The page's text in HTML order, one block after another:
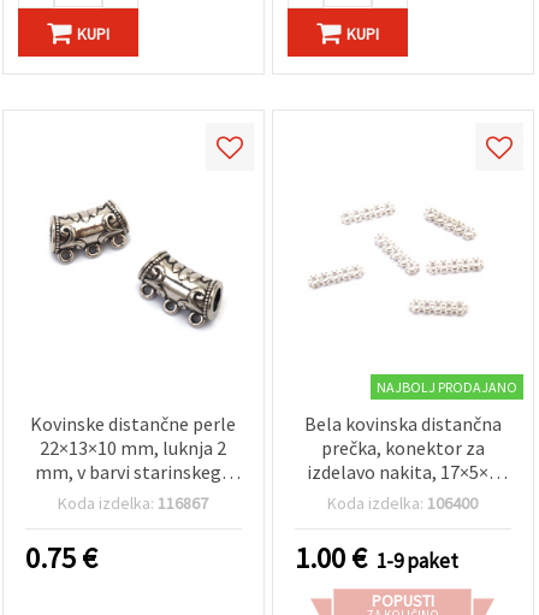
KUPI KUPI
Kovinske distančne perle
22×13×10 mm, luknja 2
mm, v barvi starinskega
srebra – 2 kosa
Koda izdelka: 116867
0.75€
NAJBOLJ PRODAJANO
Bela kovinska distančna
prečka, konektor za
izdelavo nakita, 17×5×2
mm, luknja 1 mm, 20
Koda izdelka: 106400
1.00€ 1-9 paket
POPUSTI